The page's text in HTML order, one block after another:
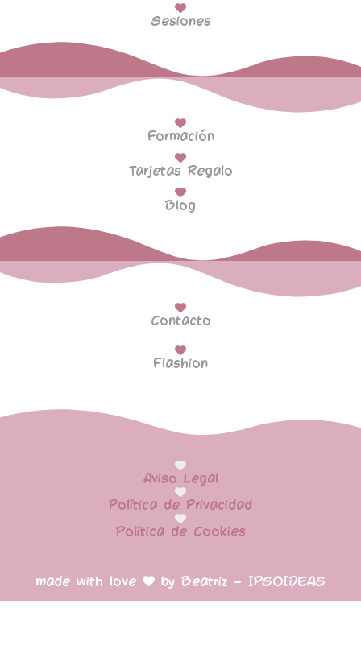
Sesiones
Formación
Tarjetas Regalo
Blog
Contacto
Flashion
made with love by Beatriz – IPSOIDEAS
Aviso Legal
Política de Privacidad
Política de Cookies